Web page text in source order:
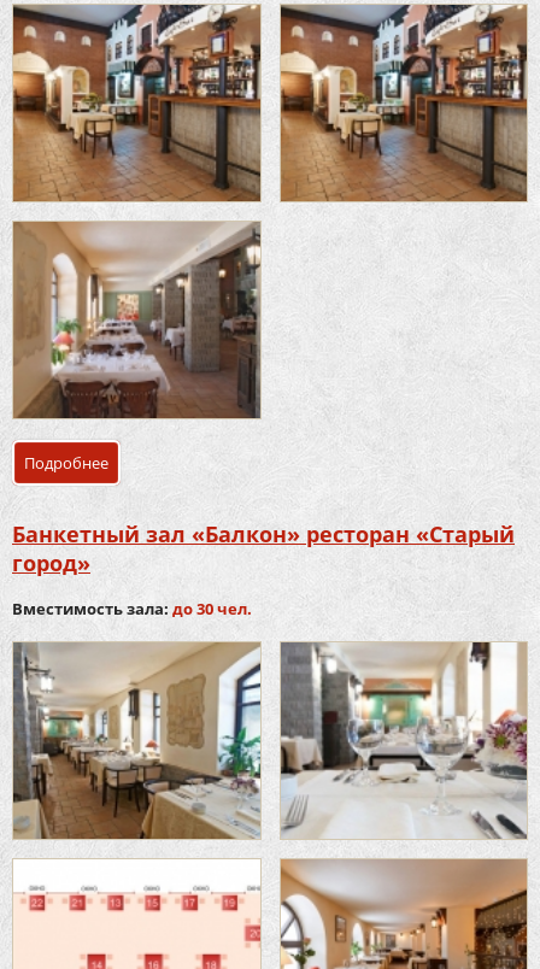
Подробнее о Банкетный зал «Основной» ресторан «Старый город»
Банкетный зал «Балкон» ресторан «Старый
город»
Вместимость зала: до 30 чел.